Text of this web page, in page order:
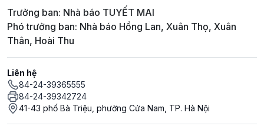
Trưởng ban: Nhà báo TUYẾT MAI
Phó trưởng ban: Nhà báo Hồng Lan, Xuân Thọ, Xuân
Thân, Hoài Thu
Liên hệ
84-24-39365555
84-24-39342724
41-43 phố Bà Triệu, phường Cửa Nam, TP. Hà Nội